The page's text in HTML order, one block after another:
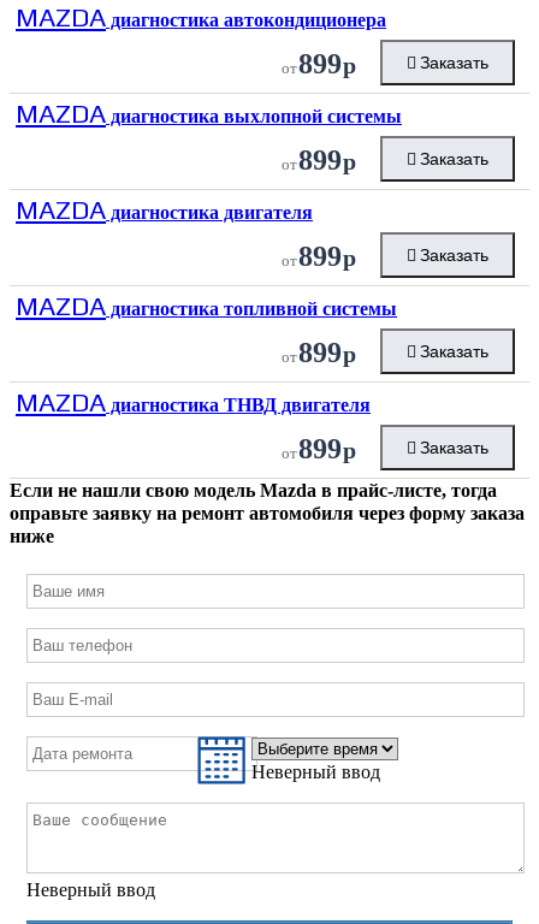
MAZDA диагностика автокондиционера
от899р Заказать
MAZDA диагностика выхлопной системы
от899р Заказать
MAZDA диагностика двигателя
от899р Заказать
MAZDA диагностика топливной системы
от899р Заказать
MAZDA диагностика ТНВД двигателя
от899р Заказать
Если не нашли свою модель Mazda в прайс-листе, тогда
оправьте заявку на ремонт автомобиля через форму заказа
ниже
Неверный ввод
Неверный ввод